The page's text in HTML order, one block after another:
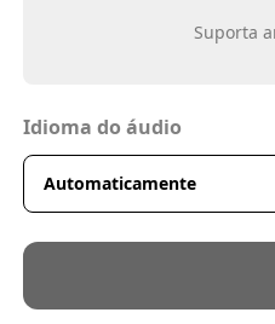
Suporta
Idioma do áudio